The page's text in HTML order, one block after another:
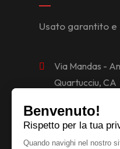
Usato garantito
Via Mandas -
Quartucciu, CA
+39 346 409